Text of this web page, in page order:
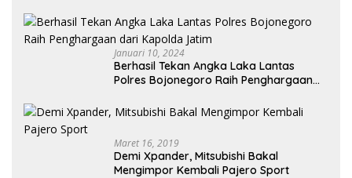
Januari 10, 2024
Berhasil Tekan Angka Laka Lantas
Polres Bojonegoro Raih Penghargaan
Maret 16, 2019
Demi Xpander, Mitsubishi Bakal
Mengimpor Kembali Pajero Sport